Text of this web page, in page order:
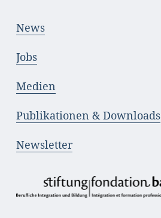
News
Jobs
Medien
Publikationen & Downloads
Newsletter